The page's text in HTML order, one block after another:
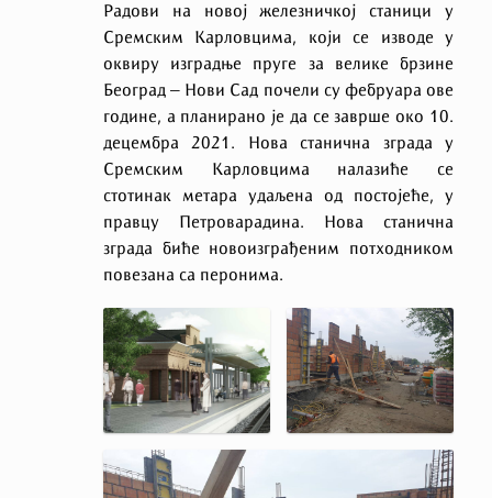
Радови на новој железничкој станици у
Сремским Карловцима, који се изводе у
оквиру изградње пруге за велике брзине
Београд – Нови Сад почели су фебруара ове
године, а планирано је да се заврше око 10.
децембра 2021. Нова станична зграда у
Сремским Карловцима налазиће се
стотинак метара удаљена од постојеће, у
правцу Петроварадина. Нова станична
зграда биће новоизграђеним потходником
повезана са перонима.